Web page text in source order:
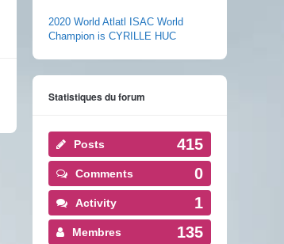
2020 World Atlatl ISAC World
Champion is CYRILLE HUC
Statistiques du forum
Posts 415
Comments 0
Activity 1
Membres 135